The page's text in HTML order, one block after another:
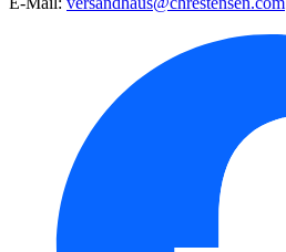
Sandglöckchen Blaulicht
Teppichaster Snowflurry
Madonnenlilie